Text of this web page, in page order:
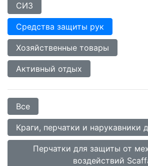
СИЗ
Средства защиты рук
Хозяйственные товары
Активный отдых
Все
Краги, перчатки и нарукавники
Перчатки для защиты от
воздействий